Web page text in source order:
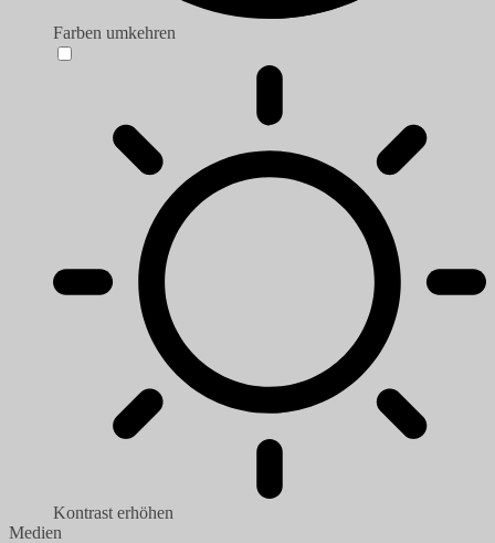
Farben umkehren
Kontrast erhöhen
Medien